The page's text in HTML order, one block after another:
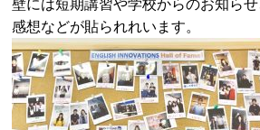
壁には短期講習や学校からのお知らせ
感想などが貼られれいます。